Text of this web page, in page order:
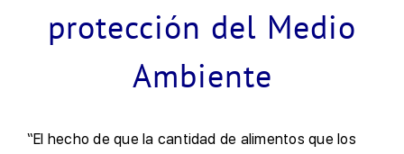
NOTICIAS
protección del Medio
Ambiente
“El hecho de que la cantidad de alimentos que los